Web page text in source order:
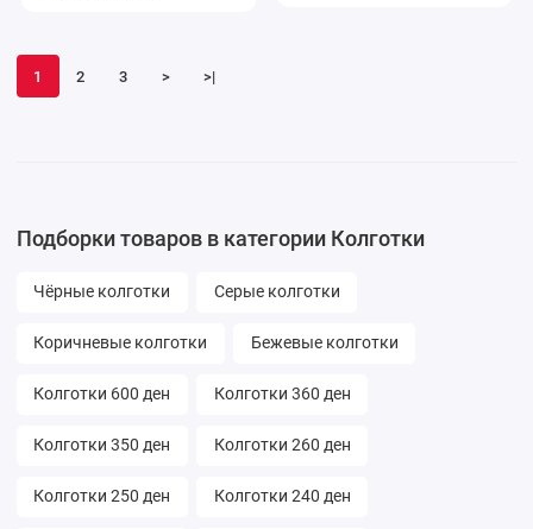
1 2 3 > >|
Подборки товаров в категории Колготки
Чёрные колготки Серые колготки
Коричневые колготки Бежевые колготки
Колготки 600 ден Колготки 360 ден
Колготки 350 ден Колготки 260 ден
Колготки 250 ден Колготки 240 ден